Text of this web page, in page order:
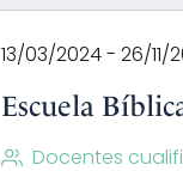
13/03/2024 - 26/11/
Escuela
Docentes